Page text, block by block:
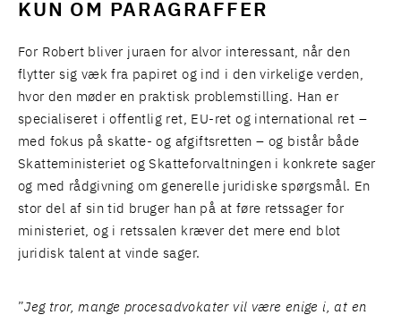
KUN OM PARAGRAFFER
For Robert bliver juraen for alvor interessant, når den
flytter sig væk fra papiret og ind i den virkelige verden,
hvor den møder en praktisk problemstilling. Han er
specialiseret i offentlig ret, EU-ret og international ret –
med fokus på skatte- og afgiftsretten – og bistår både
Skatteministeriet og Skatteforvaltningen i konkrete sager
og med rådgivning om generelle juridiske spørgsmål. En
stor del af sin tid bruger han på at føre retssager for
ministeriet, og i retssalen kræver det mere end blot
juridisk talent at vinde sager.
”Jeg tror, mange procesadvokater vil være enige i, at en